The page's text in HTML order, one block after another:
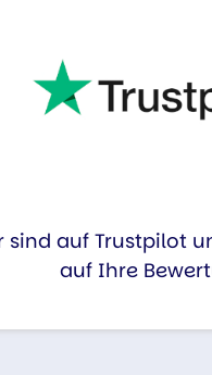
sind auf Trustpilot
auf Ihre